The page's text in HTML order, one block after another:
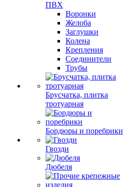
ПВХ
Воронки
Желоба
Заглушки
Колена
Крепления
Соединители
Трубы
Брусчатка, плитка
тротуарная
Бордюры и поребрики
Гвозди
Дюбеля